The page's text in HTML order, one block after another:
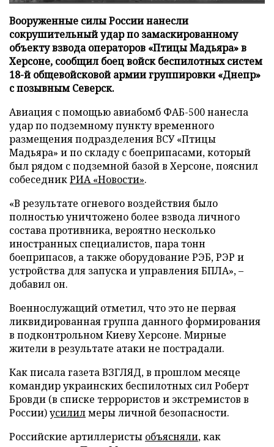
Вооруженные силы России нанесли
сокрушительный удар по замаскированному
объекту взвода операторов «Птицы Мадьяра» в
Херсоне, сообщил боец войск беспилотных систем
18-й общевойсковой армии группировки «Днепр»
с позывным Северск.
Авиация с помощью авиабомб ФАБ-500 нанесла
удар по подземному пункту временного
размещения подразделения ВСУ «Птицы
Мадьяра» и по складу с боеприпасами, который
был рядом с подземной базой в Херсоне, пояснил
собеседникРИА «Новости».
«В результате огневого воздействия было
полностью уничтожено более взвода личного
состава противника, вероятно несколько
иностранных специалистов, пара тонн
боеприпасов, а также оборудование РЭБ, РЭР и
устройства для запуска и управления БПЛА», –
добавил он.
Военнослужащий отметил, что это не первая
ликвидированная группа данного формирования
в подконтрольном Киеву Херсоне. Мирные
жители в результате атаки не пострадали.
Как писала газета ВЗГЛЯД, в прошлом месяце
командир украинских беспилотных сил Роберт
Бровди (в списке террористов и экстремистов в
России)усилилмеры личной безопасности.
Российские артиллеристы объясняли, как